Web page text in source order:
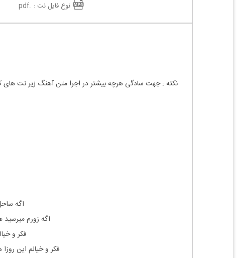
نوع فایل نت : .pdf
نکته : جهت سادگی هرچه بیشتر در اجرا متن آهنگ زیر نت های
اگه
اگه زورم
فکر و
فکر و خیالم این